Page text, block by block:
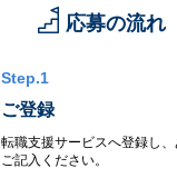
応募の流れ
Step.1
ご登録
転職支援サービスへ登録し
ご記入ください。